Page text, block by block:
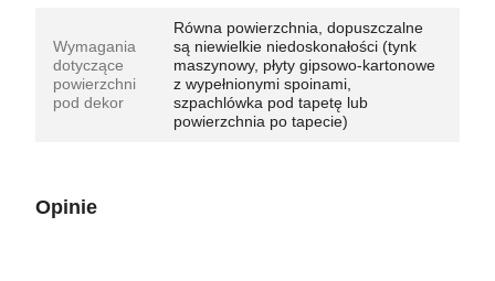
Wymagania
dotyczące
powierzchni
pod dekor
Równa powierzchnia, dopuszczalne
są niewielkie niedoskonałości (tynk
maszynowy, płyty gipsowo-kartonowe
z wypełnionymi spoinami,
szpachlówka pod tapetę lub
powierzchnia po tapecie)
Opinie